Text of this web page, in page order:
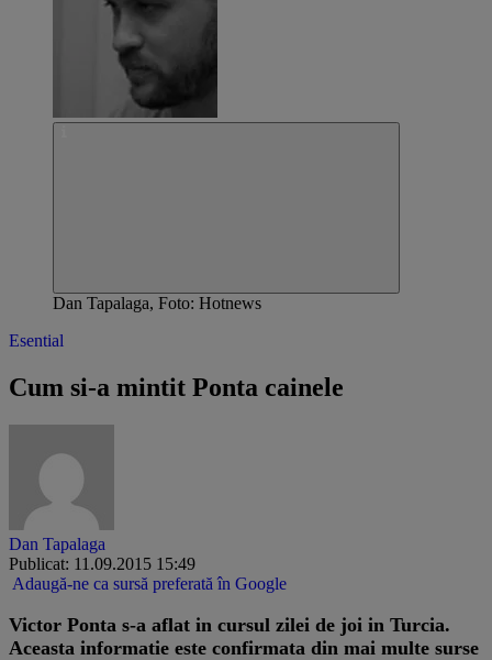
Dan Tapalaga, Foto: Hotnews
Esential
Cum si-a mintit Ponta cainele
Dan Tapalaga
Publicat: 11.09.2015 15:49
Adaugă-ne ca sursă preferată în Google
Victor Ponta s-a aflat in cursul zilei de joi in Turcia.
Aceasta informatie este confirmata din mai multe surse